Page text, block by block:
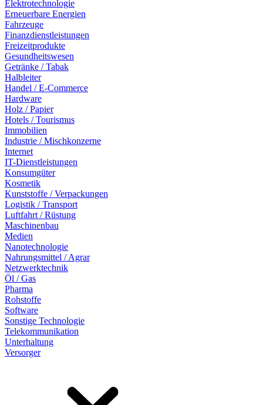
Elektrotechnologie
Erneuerbare Energien
Fahrzeuge
Finanzdienstleistungen
Freizeitprodukte
Gesundheitswesen
Getränke / Tabak
Halbleiter
Handel / E-Commerce
Hardware
Holz / Papier
Hotels / Tourismus
Immobilien
Industrie / Mischkonzerne
Internet
IT-Dienstleistungen
Konsumgüter
Kosmetik
Kunststoffe / Verpackungen
Logistik / Transport
Luftfahrt / Rüstung
Maschinenbau
Medien
Nanotechnologie
Nahrungsmittel / Agrar
Netzwerktechnik
Öl / Gas
Pharma
Rohstoffe
Software
Sonstige Technologie
Telekommunikation
Unterhaltung
Versorger